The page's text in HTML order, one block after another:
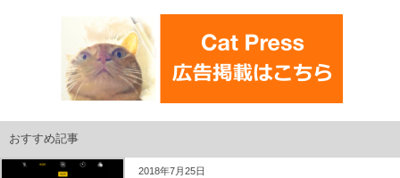
おすすめ記事
2018年7月25日